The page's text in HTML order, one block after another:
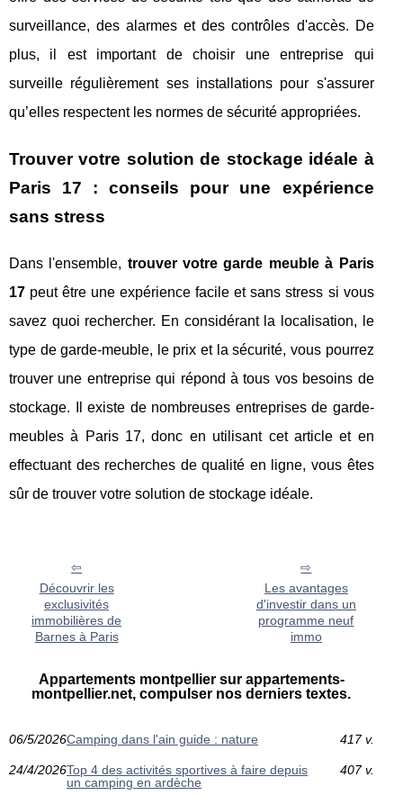
surveillance, des alarmes et des contrôles d'accès. De
plus, il est important de choisir une entreprise qui
surveille régulièrement ses installations pour s'assurer
qu’elles respectent les normes de sécurité appropriées.
Trouver votre solution de stockage idéale à
Paris 17 : conseils pour une expérience
sans stress
Dans l'ensemble, trouver votre garde meuble à Paris
17 peut être une expérience facile et sans stress si vous
savez quoi rechercher. En considérant la localisation, le
type de garde-meuble, le prix et la sécurité, vous pourrez
trouver une entreprise qui répond à tous vos besoins de
stockage. Il existe de nombreuses entreprises de garde-
meubles à Paris 17, donc en utilisant cet article et en
effectuant des recherches de qualité en ligne, vous êtes
sûr de trouver votre solution de stockage idéale.
Découvrir les
exclusivités
immobilières de
Barnes à Paris
Les avantages
d'investir dans un
programme neuf
immo
Appartements montpellier sur appartements-
montpellier.net, compulser nos derniers textes.
06/5/2026Camping dans l'ain guide : nature 417 v.
24/4/2026Top 4 des activités sportives à faire depuis
un camping en ardèche
407 v.